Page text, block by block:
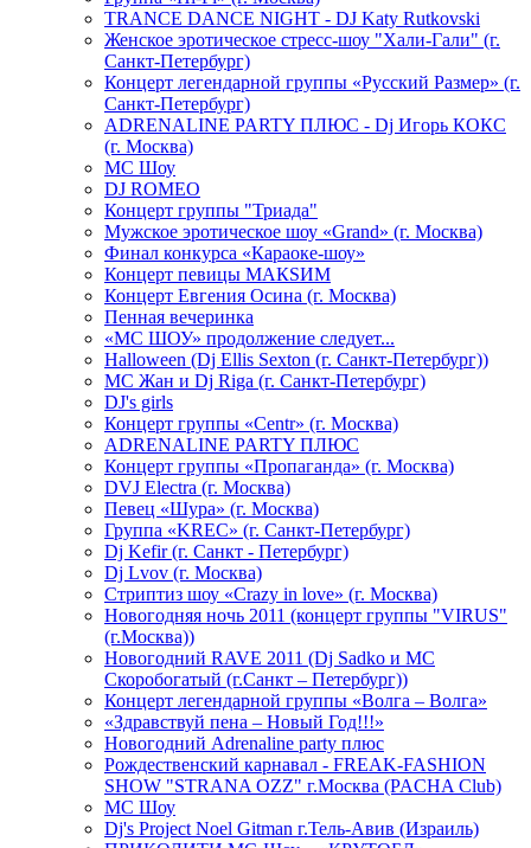
TRANCE DANCE NIGHT - DJ Katy Rutkovski
Женское эротическое стресс-шоу "Хали-Гали" (г.
Санкт-Петербург)
Концерт легендарной группы «Русский Размер» (г.
Санкт-Петербург)
ADRENALINE PARTY ПЛЮС - Dj Игорь КОКС
(г. Москва)
MC Шоу
DJ ROMEO
Концерт группы "Триада"
Мужское эротическое шоу «Grand» (г. Москва)
Финал конкурса «Караоке-шоу»
Концерт певицы МАКSИМ
Концерт Евгения Осина (г. Москва)
Пенная вечеринка
«МС ШОУ» продолжение следует...
Halloween (Dj Ellis Sexton (г. Санкт-Петербург))
МС Жан и Dj Riga (г. Санкт-Петербург)
DJ's girls
Концерт группы «Centr» (г. Москва)
ADRENALINE PARTY ПЛЮС
Концерт группы «Пропаганда» (г. Москва)
DVJ Electra (г. Москва)
Певец «Шура» (г. Москва)
Группа «KREC» (г. Санкт-Петербург)
Dj Kefir (г. Санкт - Петербург)
Dj Lvov (г. Москва)
Стриптиз шоу «Crazy in love» (г. Москва)
Новогодняя ночь 2011 (концерт группы "VIRUS"
(г.Москва))
Новогодний RAVE 2011 (Dj Sadko и MC
Скоробогатый (г.Санкт – Петербург))
Концерт легендарной группы «Волга – Волга»
«Здравствуй пена – Новый Год!!!»
Новогодний Adrenaline party плюс
Рождественский карнавал - FREAK-FASHION
SHOW "STRANA OZZ" г.Москва (PACHA Club)
MC Шоу
Dj's Project Noel Gitman г.Тель-Авив (Израиль)